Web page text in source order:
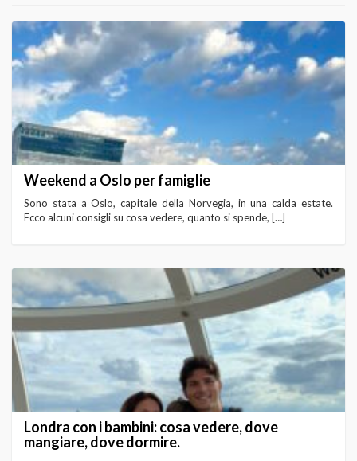
Weekend a Oslo per famiglie
Sono stata a Oslo, capitale della Norvegia, in una calda estate.
Ecco alcuni consigli su cosa vedere, quanto si spende, […]
Londra con i bambini: cosa vedere, dove
mangiare, dove dormire.